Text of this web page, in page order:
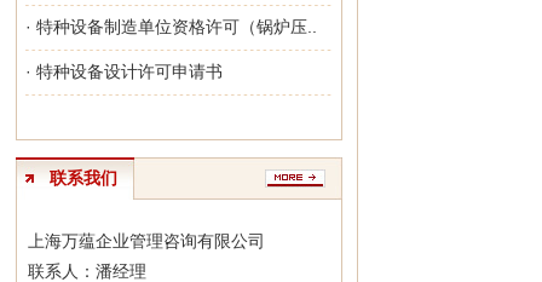
· 特种设备制造单位资格许可（锅炉压..
· 特种设备设计许可申请书
联系我们
上海万蕴企业管理咨询有限公司
联系人：潘经理